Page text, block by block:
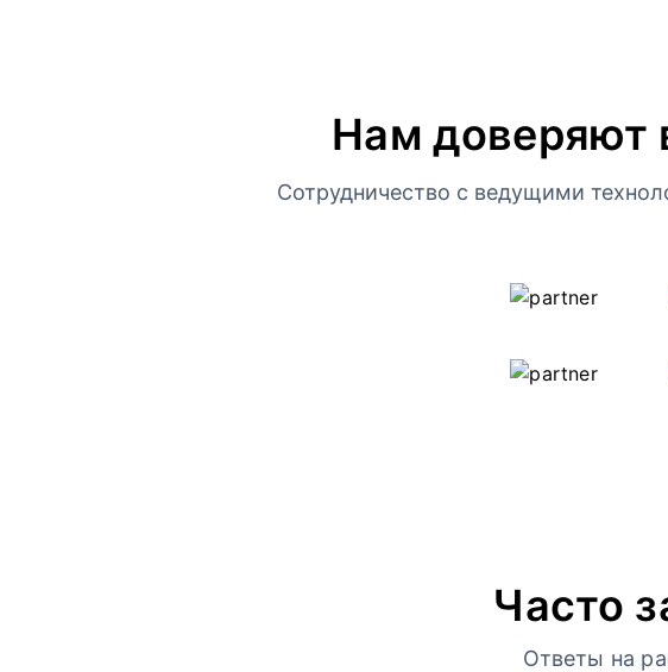
Нам доверяют
Сотрудничество с ведущими
Часто
Ответы на